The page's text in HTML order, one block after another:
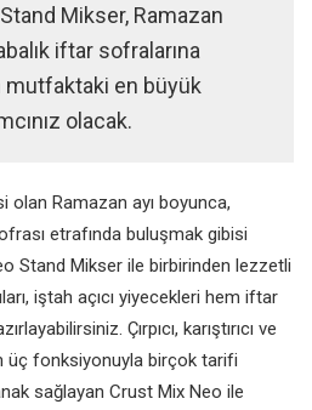
Mikser, Ramazan
iftar sofralarına
mutfaktaki en büyük
olacak.
olan Ramazan ayı boyunca,
etrafında buluşmak gibisi
Stand Mikser ile birbirinden lezzetli
iştah açıcı yiyecekleri hem iftar
Çırpıcı, karıştırıcı ve
üç fonksiyonuyla birçok tarifi
sağlayan Crust Mix Neo ile